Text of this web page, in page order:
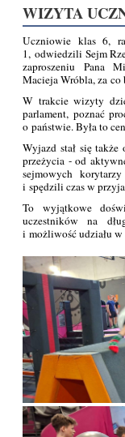
WIZYTA
Uczniowie klas 6,
1, odwiedzili Sejm
zaproszeniu Pana
Macieja Wróbla, za co
W trakcie wizyty
parlament, poznać
o państwie. Była to
Wyjazd stał się
przeżycia - od
sejmowych
i spędzili czas w
To wyjątkowe
uczestników na
i możliwość udziału